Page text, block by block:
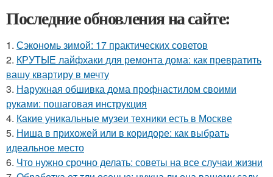
Последние обновления на сайте:
1. Сэкономь зимой: 17 практических советов
2. КРУТЫЕ лайфхаки для ремонта дома: как превратить
вашу квартиру в мечту
3. Наружная обшивка дома профнастилом своими
руками: пошаговая инструкция
4. Какие уникальные музеи техники есть в Москве
5. Ниша в прихожей или в коридоре: как выбрать
идеальное место
6. Что нужно срочно делать: советы на все случаи жизни